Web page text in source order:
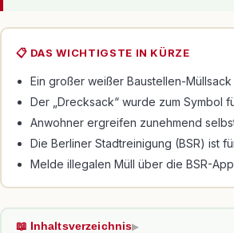
📋 DAS WICHTIGSTE IN KÜRZE
Ein großer weißer Baustellen-
Der „Drecksack“ wurde zum Symbol
Anwohner ergreifen zunehmend
Die Berliner Stadtreinigung (BSR) ist
Melde illegalen Müll über die BSR-
📖 Inhaltsverzeichnis▶